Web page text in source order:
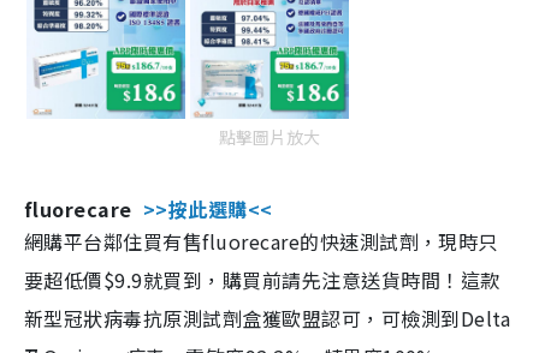
點擊圖片放大
fluorecare >>按此選購<<
網購平台鄰住買有售fluorecare的快速測試劑，現時只
要超低價$9.9就買到，購買前請先注意送貨時間！這款
新型冠狀病毒抗原測試劑盒獲歐盟認可，可檢測到Delta